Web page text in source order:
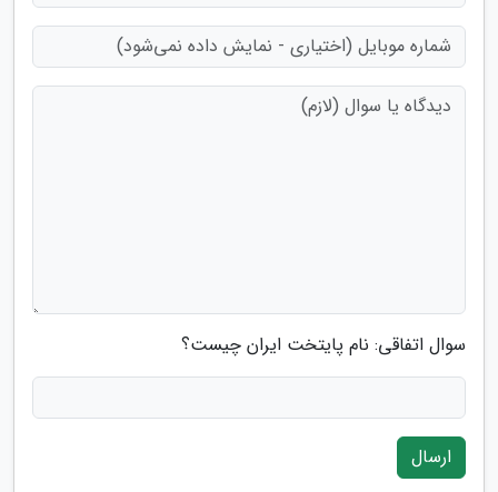
سوال اتفاقی: نام پایتخت ایران چیست؟
ارسال